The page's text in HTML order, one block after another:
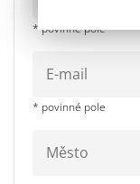
* povinné pole
* povinné pole